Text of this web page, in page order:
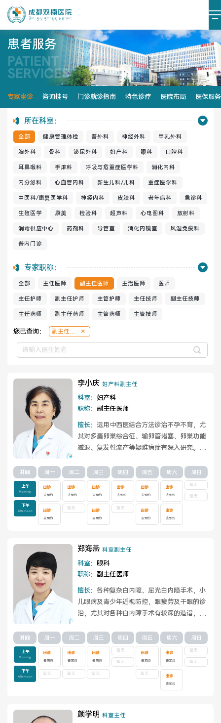
医院简介 医院文化
设施设备 环境照片
大事记
党建阵地 党建动态
榜样力量 学习资料
健康管理体检
非手术科室
医技科室
专家团队
专家坐诊
门诊就诊指南 特色诊疗
医院布局 医保服务
出/入院服务 健康科普
意见建议 特殊人群服务
院内新闻
公示公告
科研介绍 科研动态
通知公告
患者服务
PATIENT
SERVICES
专家坐诊 咨询挂号 门诊就诊指南 特色诊疗 医院布局 医保服务
所在科室：
全部 健康管理体检 普外科 神经外科 甲乳外科
胸外科 骨科 泌尿外科 妇产科 眼科 口腔科
耳鼻喉科 手麻科 呼吸与危重症医学科 消化内科
内分泌科 心血管内科 新生儿科/儿科 重症医学科
中医科/康复医学科 神经内科 皮肤科 老年病科 急诊科
生殖医学 康美 检验科 超声科 心电图科 放射科
消毒供应中心 药剂科 导管室 消化内镜室 风湿免疫科
普内门诊
专家职称：
全部 主任医师 副主任医师 主治医师 医师
主任护师 副主任护师 主管护师 主任技师 副主任技师
主任药师 副主任药师 主管药师 主管技师
您已查询：
副主任医
师
李小庆 妇产科副主任
科室： 妇产科
职称： 副主任医师
擅长： 运用中西医结合方法诊治不孕不育，尤
其对多囊卵巢综合征、输卵管堵塞、卵巢功能
减退、复发性流产等疑难病症有深入研究。同
查看详情
时间
上午
Morning
下午
Afternoon
周一
出诊
去预约
出诊
去预约
周二
出诊
去预约
暂无
周三
出诊
去预约
出诊
去预约
周四
出诊
去预约
暂无
周五
出诊
去预约
出诊
去预约
周六
出诊
去预约
出诊
去预约
周日
暂无
暂无
郑海燕 科室副主任
科室： 眼科
职称： 副主任医师
擅长： 各种复杂白内障、屈光白内障手术，小
儿眼病及青少年近视防控，眼疲劳及干眼的诊
治，尤其对各种白内障手术有较深的造诣，目
例...
查看详情
时间
上午
Morning
下午
Afternoon
周一
出诊
去预约
暂无
周二
出诊
去预约
暂无
周三
出诊
去预约
暂无
周四
暂无
暂无
周五
出诊
去预约
暂无
周六
出诊
去预约
出诊
去预约
周日
暂无
暂无
颜学明 科室主任